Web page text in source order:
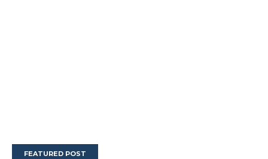
FEATURED POST